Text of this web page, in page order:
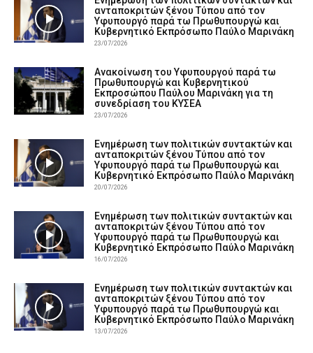
ανταποκριτών ξένου Τύπου από τον
Υφυπουργό παρά τω Πρωθυπουργώ και
Κυβερνητικό Εκπρόσωπο Παύλο Μαρινάκη
23/07/2026
Ανακοίνωση του Υφυπουργού παρά τω
Πρωθυπουργώ και Κυβερνητικού
Εκπροσώπου Παύλου Μαρινάκη για τη
συνεδρίαση του ΚΥΣΕΑ
23/07/2026
Ενημέρωση των πολιτικών συντακτών και
ανταποκριτών ξένου Τύπου από τον
Υφυπουργό παρά τω Πρωθυπουργώ και
Κυβερνητικό Εκπρόσωπο Παύλο Μαρινάκη
20/07/2026
Ενημέρωση των πολιτικών συντακτών και
ανταποκριτών ξένου Τύπου από τον
Υφυπουργό παρά τω Πρωθυπουργώ και
Κυβερνητικό Εκπρόσωπο Παύλο Μαρινάκη
16/07/2026
Ενημέρωση των πολιτικών συντακτών και
ανταποκριτών ξένου Τύπου από τον
Υφυπουργό παρά τω Πρωθυπουργώ και
Κυβερνητικό Εκπρόσωπο Παύλο Μαρινάκη
13/07/2026